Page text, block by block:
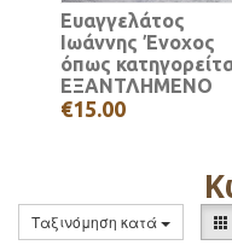
Ευαγγελάτος
Ιωάννης Ένοχος
όπως
ΕΞΑΝΤΛΗΜΕΝΟ
€15.00
Ταξινόμηση κατά